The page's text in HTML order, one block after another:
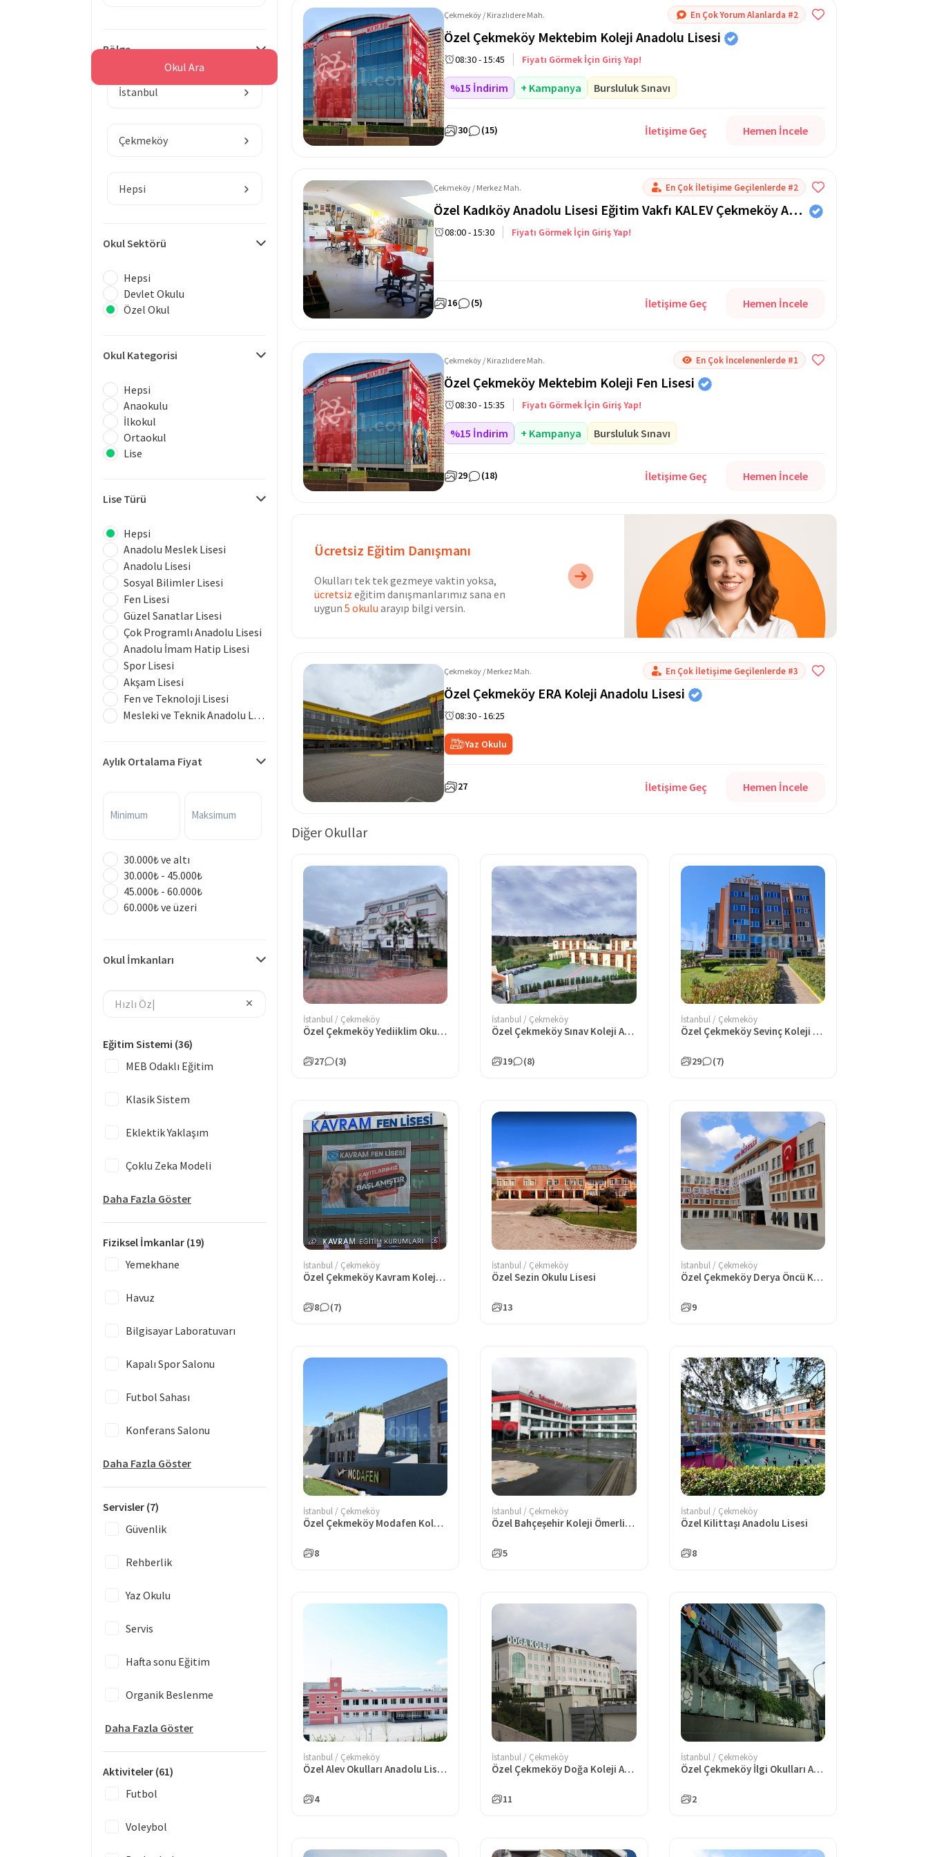
Bölge
İstanbul
Çekmeköy
Hepsi
Okul Sektörü
Hepsi
Devlet Okulu
Özel Okul
Okul Kategorisi
Hepsi
Anaokulu
İlkokul
Ortaokul
Lise
Lise Türü
Hepsi
Anadolu Meslek Lisesi
Anadolu Lisesi
Sosyal Bilimler Lisesi
Fen Lisesi
Güzel Sanatlar Lisesi
Çok Programlı Anadolu Lisesi
Anadolu İmam Hatip Lisesi
Spor Lisesi
Akşam Lisesi
Fen ve Teknoloji Lisesi
Mesleki ve Teknik Anadolu Lisesi
Aylık Ortalama Fiyat
Minimum Maksimum
30.000₺ ve altı
30.000₺ - 45.000₺
45.000₺ - 60.000₺
60.000₺ ve üzeri
Okul İmkanları
Eğitim Sistemi (36)
MEB Odaklı Eğitim
Klasik Sistem
Eklektik Yaklaşım
Çoklu Zeka Modeli
Daha Fazla Göster
Fiziksel İmkanlar (19)
Yemekhane
Havuz
Bilgisayar Laboratuvarı
Kapalı Spor Salonu
Futbol Sahası
Konferans Salonu
Daha Fazla Göster
Servisler (7)
Güvenlik
Rehberlik
Yaz Okulu
Servis
Hafta sonu Eğitim
Organik Beslenme
Daha Fazla Göster
Aktiviteler (61)
Futbol
Voleybol
Okul Ara
Çekmeköy / Kirazlıdere Mah. En Çok Yorum Alanlarda #2
Özel Çekmeköy Mektebim Koleji Anadolu Lisesi
08:30 - 15:45 Fiyatı Görmek İçin Giriş Yap!
%15 İndirim + Kampanya Bursluluk Sınavı
30 (15) İletişime Geç Hemen İncele
Çekmeköy / Merkez Mah. En Çok İletişime Geçilenlerde #2
Özel Kadıköy Anadolu Lisesi Eğitim Vakfı KALEV Çekmeköy Anadolu Lisesi
08:00 - 15:30 Fiyatı Görmek İçin Giriş Yap!
16 (5) İletişime Geç Hemen İncele
Çekmeköy / Kirazlıdere Mah. En Çok İncelenenlerde #1
Özel Çekmeköy Mektebim Koleji Fen Lisesi
08:30 - 15:35 Fiyatı Görmek İçin Giriş Yap!
%15 İndirim + Kampanya Bursluluk Sınavı
29 (18) İletişime Geç Hemen İncele
Ücretsiz Eğitim Danışmanı
Okulları tek tek gezmeye vaktin yoksa,
ücretsiz eğitim danışmanlarımız sana en
uygun 5 okulu arayıp bilgi versin.
Çekmeköy / Merkez Mah. En Çok İletişime Geçilenlerde #3
Özel Çekmeköy ERA Koleji Anadolu Lisesi
08:30 - 16:25
Yaz Okulu
27 İletişime Geç Hemen İncele
Diğer Okullar
İstanbul / Çekmeköy
Özel Çekmeköy Yediiklim Okulları Anadolu Lisesi
27 (3)
İstanbul / Çekmeköy
Özel Çekmeköy Sınav Koleji Anadolu Lisesi
19 (8)
İstanbul / Çekmeköy
Özel Çekmeköy Sevinç Koleji Anadolu Lisesi
29 (7)
İstanbul / Çekmeköy
Özel Çekmeköy Kavram Koleji Fen Lisesi
8 (7)
İstanbul / Çekmeköy
Özel Sezin Okulu Lisesi
13
İstanbul / Çekmeköy
Özel Çekmeköy Derya Öncü Koleji Anadolu Lisesi
9
İstanbul / Çekmeköy
Özel Çekmeköy Modafen Koleji Anadolu Lisesi
8
İstanbul / Çekmeköy
Özel Bahçeşehir Koleji Ömerli Anadolu Lisesi
5
İstanbul / Çekmeköy
Özel Kilittaşı Anadolu Lisesi
8
İstanbul / Çekmeköy
Özel Alev Okulları Anadolu Lisesi
4
İstanbul / Çekmeköy
Özel Çekmeköy Doğa Koleji Anadolu Lisesi
11
İstanbul / Çekmeköy
Özel Çekmeköy İlgi Okulları Anadolu Lisesi
2